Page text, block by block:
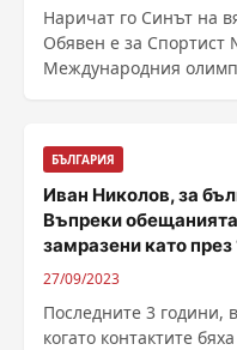
Наричат го Синът на
Обявен е за Спортист
Международния
БЪЛГАРИЯ
Иван Николов, за
Въпреки
замразени като през
27/09/2023
Последните 3 години,
когато контактите